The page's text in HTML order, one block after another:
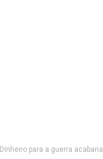
Dinheiro para a guerra